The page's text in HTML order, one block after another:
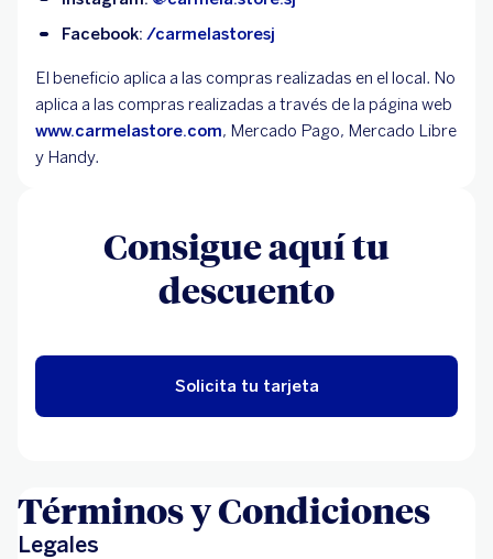
Facebook: /carmelastoresj
El beneficio aplica a las compras realizadas en el local. No
aplica a las compras realizadas a través de la página web
www.carmelastore.com, Mercado Pago, Mercado Libre
y Handy.
Consigue aquí tu
descuento
Solicita tu tarjeta
Términos y Condiciones
Legales